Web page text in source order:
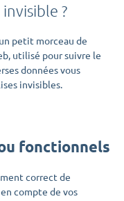
invisible ?
petit morceau de
utilisé pour suivre le
données vous
invisibles.
fonctionnels
correct de
compte de vos